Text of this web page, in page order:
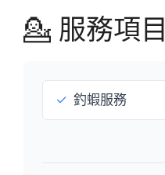
💁 服務項目
✓ 釣蝦服務